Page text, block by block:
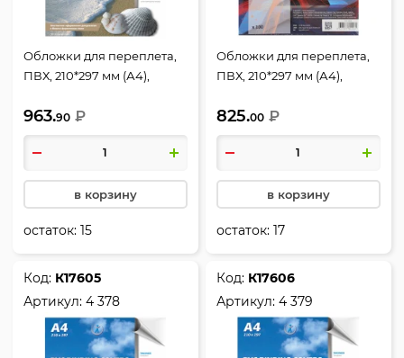
Обложки для переплета,
ПВХ, 210*297 мм (А4),
шт, РеалИСТ
963.90 ₽
в корзину
остаток:15
Обложки для переплета,
ПВХ, 210*297 мм (А4),
шт, deVENTE
825.00 ₽
в корзину
остаток:17
Код: К17605
Артикул:4 378
Код: К17606
Артикул:4 379